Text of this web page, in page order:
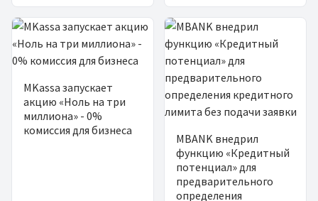
MKassa запускает
акцию «Ноль на три
миллиона» - 0%
комиссия для бизнеса
MBANK внедрил
функцию «Кредитный
потенциал» для
предварительного
определения